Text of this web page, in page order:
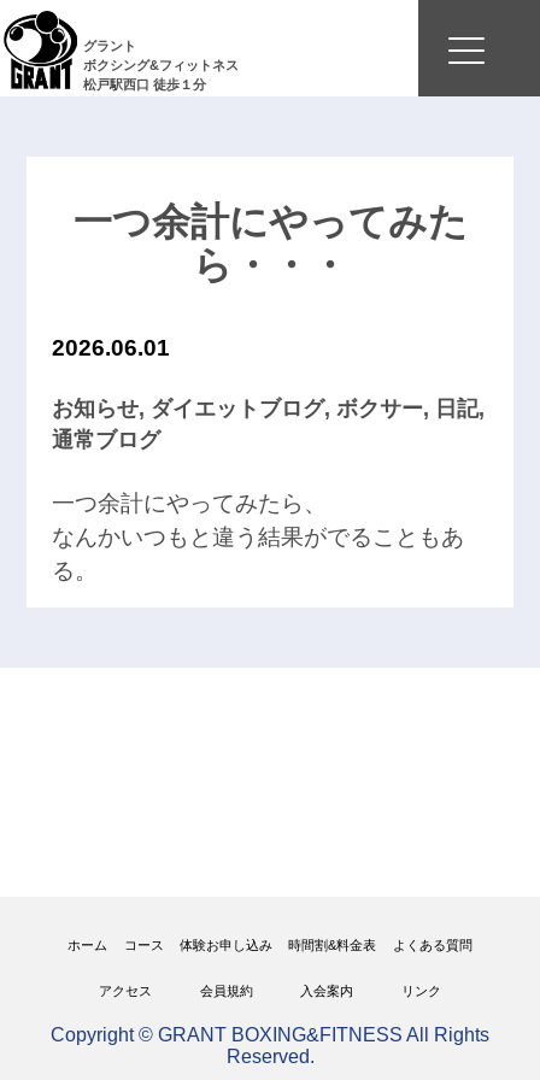
グラント
ボクシング&フィットネス
松戸駅西口 徒歩１分
一つ余計にやってみた
ら・・・
2026.06.01
お知らせ, ダイエットブログ, ボクサー, 日記,
通常ブログ
一つ余計にやってみたら、
なんかいつもと違う結果がでることもあ
る。
ホーム コース 体験お申し込み 時間割&料金表 よくある質問
アクセス 会員規約 入会案内 リンク
Copyright © GRANT BOXING&FITNESS All Rights
Reserved.